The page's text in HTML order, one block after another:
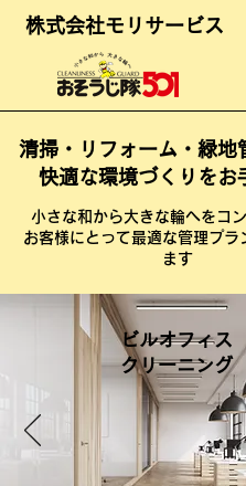
株式会社モリサービス
清掃・リフォーム・緑地
快適な環境づくりをお
小さな和から大きな輪へをコン
お客様にとって最適な管理プラ
ます
ビルオフィス
​クリーニング